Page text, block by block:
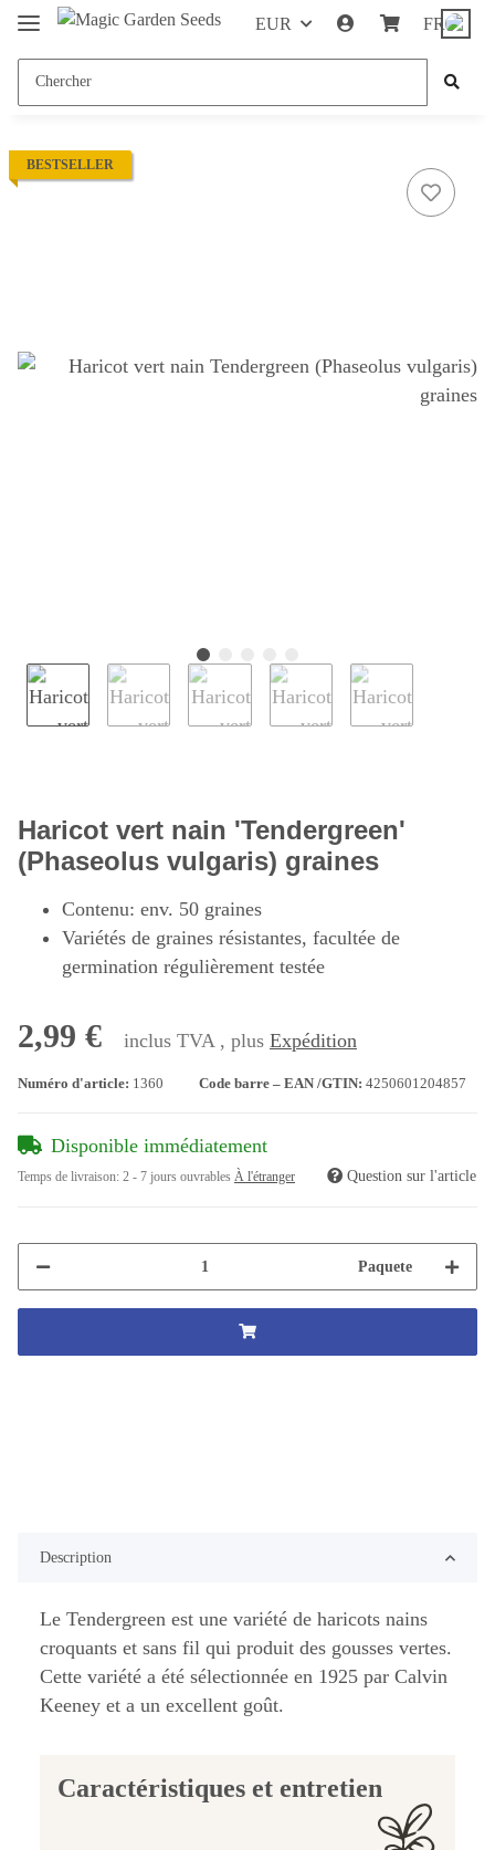
EUR FR
BESTSELLER
Haricot vert nain 'Tendergreen'
(Phaseolus vulgaris) graines
Contenu: env. 50 graines
Variétés de graines résistantes, facultée de
germination régulièrement testée
2,99 € inclus TVA , plus Expédition
Numéro d'article: 1360 Code barre – EAN /GTIN: 4250601204857
Disponible immédiatement
Temps de livraison: 2 - 7 jours ouvrables À l'étranger Question sur l'article
Paquete
Description
Le Tendergreen est une variété de haricots nains
croquants et sans fil qui produit des gousses vertes.
Cette variété a été sélectionnée en 1925 par Calvin
Keeney et a un excellent goût.
Caractéristiques et entretien